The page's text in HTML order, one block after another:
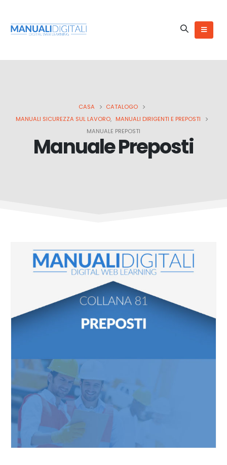
CASA
CATALOGO
MANUALI SICUREZZA SUL LAVORO, MANUALI DIRIGENTI E PREPOSTI
MANUALE PREPOSTI
Manuale Preposti